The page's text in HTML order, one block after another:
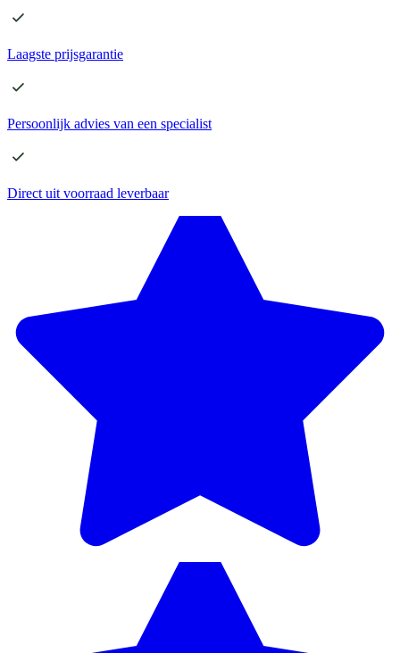
Laagste prijsgarantie
Persoonlijk advies van een specialist
Direct uit voorraad leverbaar